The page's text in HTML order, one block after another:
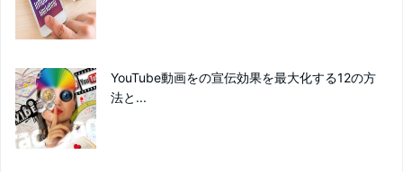
YouTube動画をの宣伝効果を最大化する12の方
法と...